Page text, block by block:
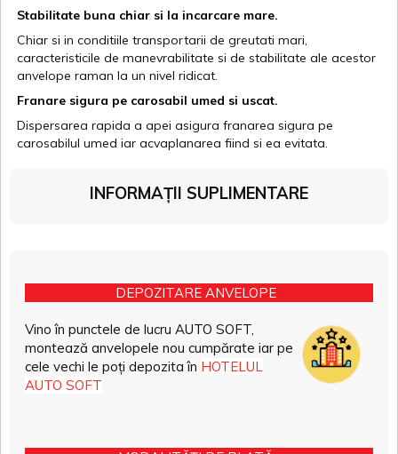
Stabilitate buna chiar si la incarcare mare.
Chiar si in conditiile transportarii de greutati mari,
caracteristicile de manevrabilitate si de stabilitate ale acestor
anvelope raman la un nivel ridicat.
Franare sigura pe carosabil umed si uscat.
Dispersarea rapida a apei asigura franarea sigura pe
carosabilul umed iar acvaplanarea fiind si ea evitata.
INFORMAȚII SUPLIMENTARE
DEPOZITARE ANVELOPE
Vino în punctele de lucru AUTO SOFT,
montează anvelopele nou cumpărate iar pe
cele vechi le poți depozita în HOTELUL
AUTO SOFT